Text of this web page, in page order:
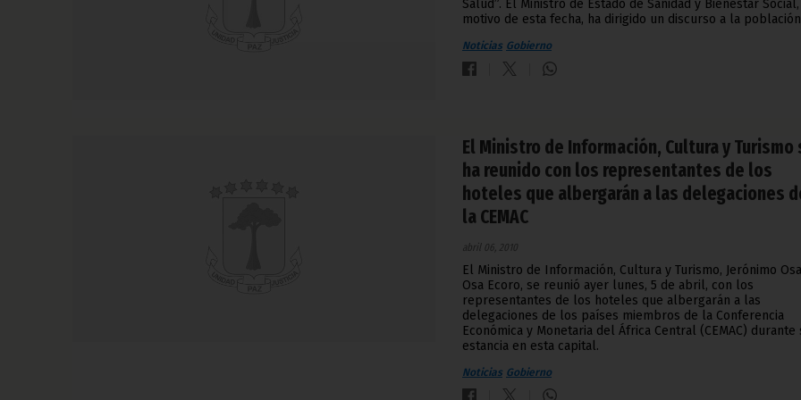
Salud”. El Ministro de Estado de Sanidad y Bienestar
motivo de esta fecha, ha dirigido un discurso a la
Noticias Gobierno
El Ministro de Información, Cultura y Turismo
ha reunido con los representantes de los
hoteles que albergarán a las delegaciones
la CEMAC
abril 06, 2010
El Ministro de Información, Cultura y Turismo, Jerónimo Osa
Osa Ecoro, se reunió ayer lunes, 5 de abril, con los
representantes de los hoteles que albergarán a las
delegaciones de los países miembros de la Conferencia
Económica y Monetaria del África Central (CEMAC) durante
estancia en esta capital.
Noticias Gobierno